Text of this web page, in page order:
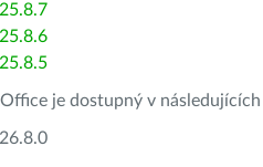
25.8.7
25.8.6
25.8.5
je dostupný v následujících
26.8.0